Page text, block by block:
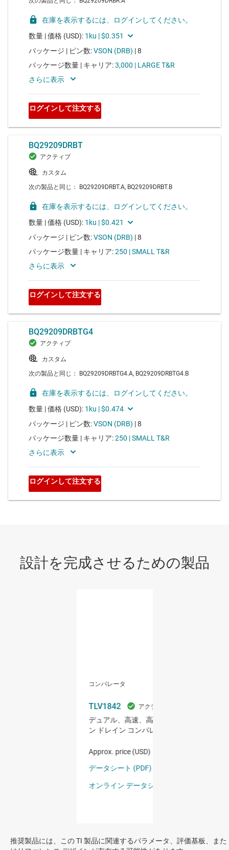
推奨製品には、この TI 製品に関連するパラメータ、評価基板、また